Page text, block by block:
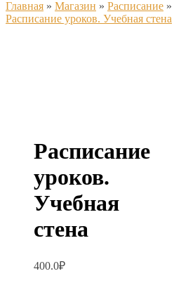
Главная » Магазин » Расписание »
Расписание уроков. Учебная стена
Расписание
уроков.
Учебная
стена
400.0₽